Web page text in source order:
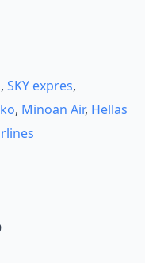
, SKY expres,
, Minoan Air, Hellas